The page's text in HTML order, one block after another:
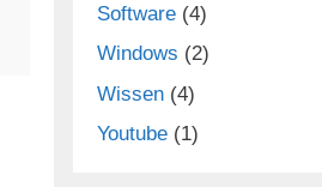
Software (4)
Windows (2)
Wissen (4)
Youtube (1)